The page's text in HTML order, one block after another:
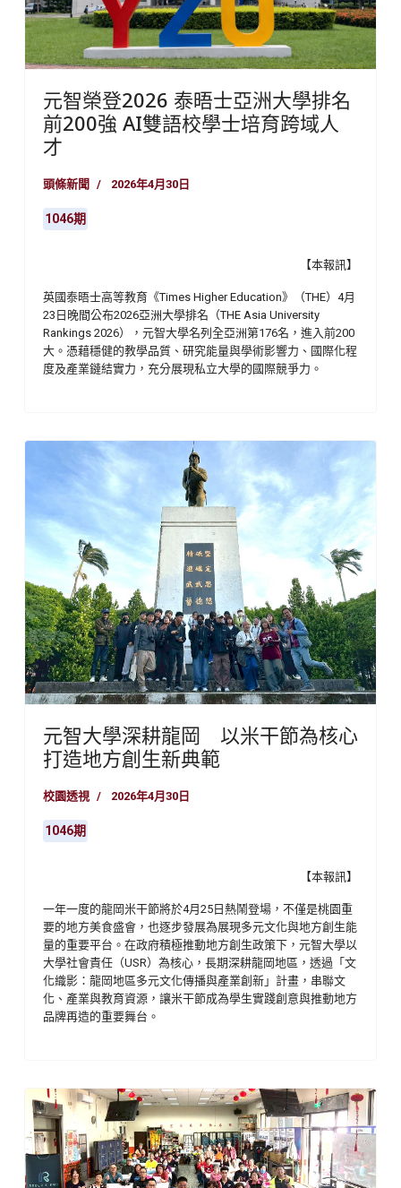
元智榮登2026 泰晤士亞洲大學排名
前200強 AI雙語校學士培育跨域人
才
頭條新聞 2026年4月30日
1046期
【本報訊】
英國泰晤士高等教育《Times Higher Education》（THE） 4月
23 日晚間公布2026亞洲大學排名（THE Asia University
Rankings 2026），元智大學名列全亞洲第176名，進入前200
大。憑藉穩健的教學品質、研究能量與學術影響力、國際化程
度及產業鏈結實力，充分展現私立大學的國際競爭力。
元智大學深耕龍岡 以米干節為核心
打造地方創生新典範
校園透視 2026年4月30日
1046期
【本報訊】
一年一度的龍岡米干節將於4月25日熱鬧登場，不僅是桃園重
要的地方美食盛會，也逐步發展為展現多元文化與地方創生能
量的重要平台。在政府積極推動地方創生政策下，元智大學以
大學社會責任（USR）為核心，長期深耕龍岡地區，透過「文
化織影：龍岡地區多元文化傳播與產業創新」計畫，串聯文
化、產業與教育資源，讓米干節成為學生實踐創意與推動地方
品牌再造的重要舞台。